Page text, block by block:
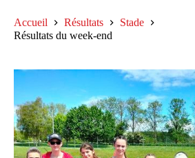
Accueil Résultats
Stade
Résultats du week-end